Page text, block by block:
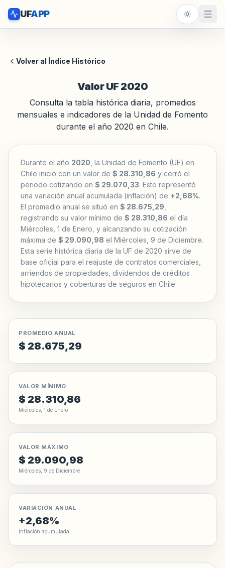
UFAPP
Volver al Índice Histórico
Valor UF 2020
Consulta la tabla histórica diaria, promedios
mensuales e indicadores de la Unidad de Fomento
durante el año 2020 en Chile.
Durante el año 2020 , la Unidad de Fomento (UF) en
Chile inició con un valor de $ 28.310,86 y cerró el
periodo cotizando en $ 29.070,33. Esto representó
una variación anual acumulada (inflación) de +2,68%.
El promedio anual se situó en $ 28.675,29
registrando su valor mínimo de $ 28.310,86 el día
Miércoles, 1 de Enero, y alcanzando su cotización
máxima de $ 29.090,98 el Miércoles, 9 de Diciembre.
Esta serie histórica diaria de la UF de 2020 sirve de
base oficial para el reajuste de contratos comerciales,
arriendos de propiedades, dividendos de créditos
hipotecarios y coberturas de seguros en Chile.
PROMEDIO ANUAL
$ 28.675,29
VALOR MÍNIMO
$ 28.310,86
Miércoles, 1 de Enero
VALOR MÁXIMO
$ 29.090,98
Miércoles, 9 de Diciembre
VARIACIÓN ANUAL
+2,68%
Inflación acumulada